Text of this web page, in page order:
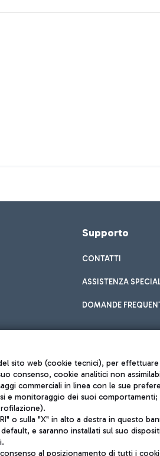
Supporto
CONTATTI
ASSISTENZA
DOMANDE
Note legali
Mappa sito
Accessibilità
sito web (cookie tecnici), per
consenso, cookie analitici non
commerciali in linea con le sue
e monitoraggio dei suoi
o sulla "X" in alto a destra in questo
e saranno installati sul suo
consenso al posizionamento di tutti i